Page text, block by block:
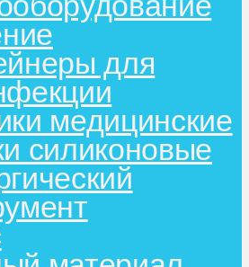
для
медицинские
силиконовые